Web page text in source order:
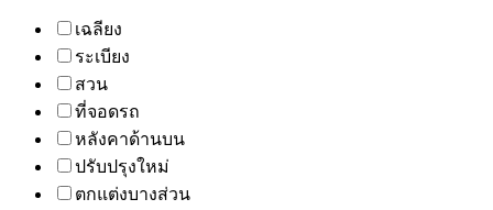
เฉลียง
ระเบียง
สวน
ที่จอดรถ
หลังคาด้านบน
ปรับปรุงใหม่
ตกแต่งบางส่วน